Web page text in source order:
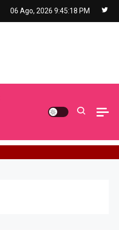
06 Ago, 2026 9:45:19 PM